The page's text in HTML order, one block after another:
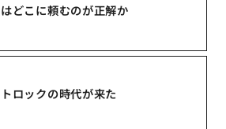
どこに頼むのが正解か
ロックの時代が来た